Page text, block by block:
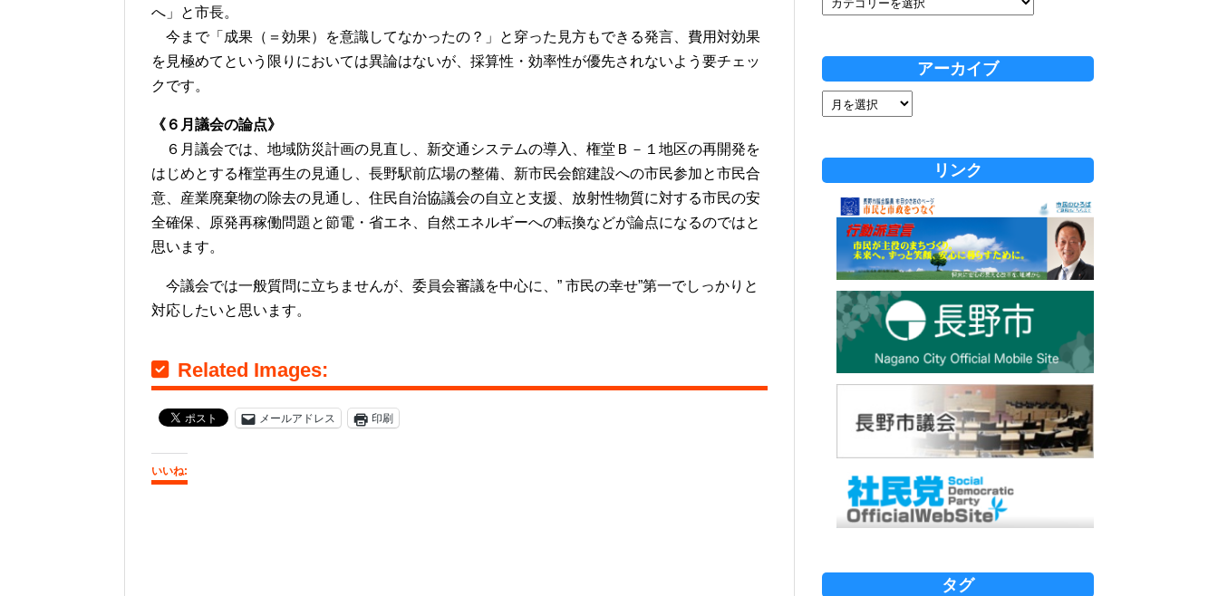
へ」と市長。
今まで「成果（＝効果）を意識してなかったの？」と穿った見方もできる発言、費用対効果
を見極めてという限りにおいては異論はないが、採算性・効率性が優先されないよう要チェッ
クです。
《６月議会の論点》
６月議会では、地域防災計画の見直し、新交通システムの導入、権堂Ｂ－１地区の再開発を
はじめとする権堂再生の見通し、長野駅前広場の整備、新市民会館建設への市民参加と市民合
意、産業廃棄物の除去の見通し、住民自治協議会の自立と支援、放射性物質に対する市民の安
全確保、原発再稼働問題と節電・省エネ、自然エネルギーへの転換などが論点になるのではと
思います。
今議会では一般質問に立ちませんが、委員会審議を中心に、” 市民の幸せ”第一でしっかりと
対応したいと思います。
Related Images:
メールアドレス 印刷
いいね:
アーカイブ
リンク
タグ